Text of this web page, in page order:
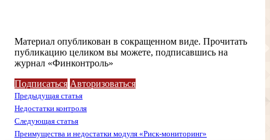
Материал опубликован в сокращенном виде. Прочитать
публикацию целиком вы можете, подписавшись на
журнал «Финконтроль»
Подписаться Авторизоваться
Предыдущая статья
Недостатки контроля
Следующая статья
Преимущества и недостатки модуля «Риск-мониторинг»